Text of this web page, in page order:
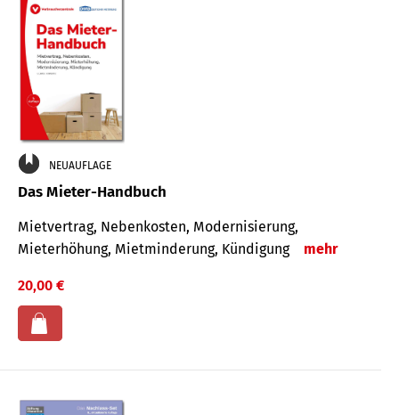
NEUAUFLAGE
Das Mieter-Handbuch
Mietvertrag, Nebenkosten, Modernisierung,
Mieterhöhung, Mietminderung, Kündigung
mehr
20,00 €